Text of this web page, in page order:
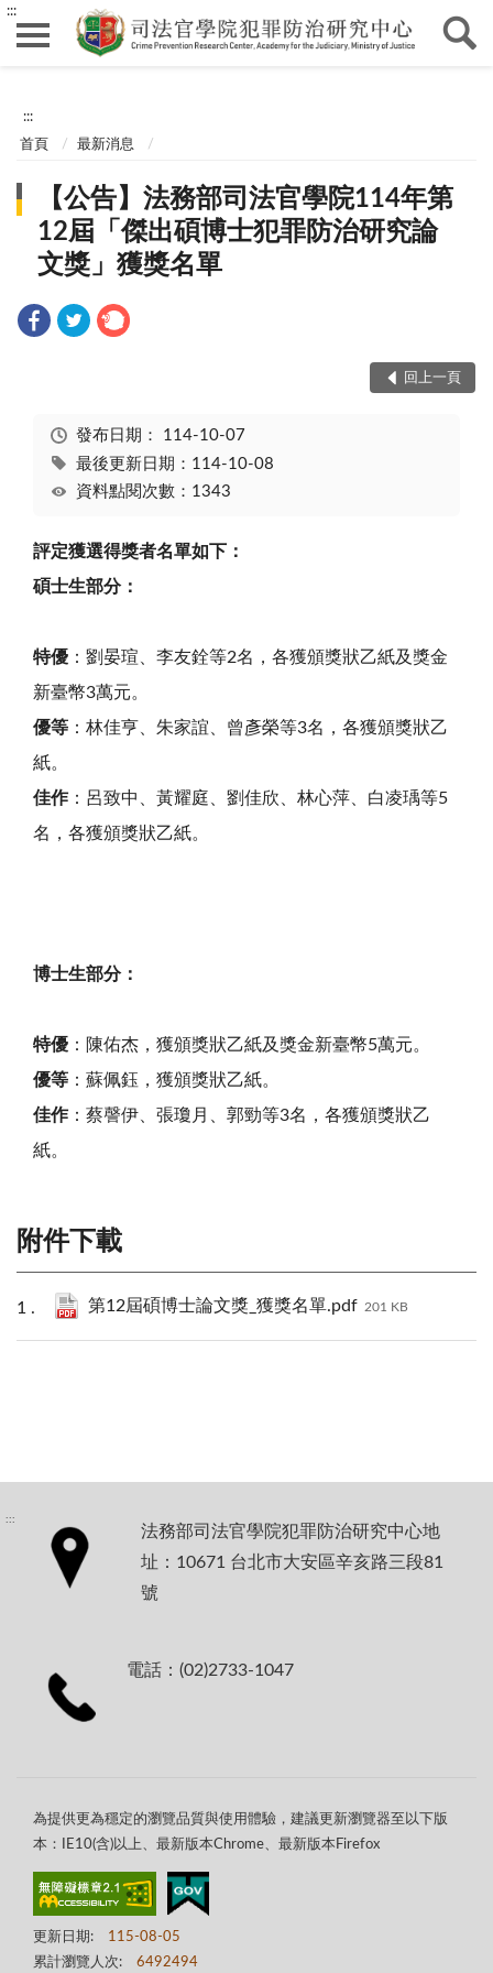
:::
:::
首頁 最新消息
【公告】法務部司法官學院114年第
12屆「傑出碩博士犯罪防治研究論
文獎」獲獎名單
回上一頁
發布日期： 114-10-07
最後更新日期：114-10-08
資料點閱次數：1343
評定獲選得獎者名單如下：
碩士生部分：
特優 ：劉晏瑄、李友銓等2名，各獲頒獎狀乙紙及獎金
新臺幣3萬元。
優等 ：林佳亨、朱家誼、曾彥榮等3名，各獲頒獎狀乙
紙。
佳作：呂致中、黃耀庭、劉佳欣、林心萍、白凌瑀等5
名，各獲頒獎狀乙紙。
博士生部分：
特優 ：陳佑杰，獲頒獎狀乙紙及獎金新臺幣5萬元。
優等 ：蘇佩鈺，獲頒獎狀乙紙。
佳作：蔡謦伊、張瓊月、郭勁等3名，各獲頒獎狀乙
紙。
附件下載
第12屆碩博士論文獎_獲獎名單.pdf 201 KB
:::
法務部司法官學院犯罪防治研究中心地
址：10671 台北市大安區辛亥路三段81
號
電話：(02)2733-1047
為提供更為穩定的瀏覽品質與使用體驗，建議更新瀏覽器至以下版
本：IE10(含)以上、最新版本Chrome、最新版本Firefox
更新日期:
115-08-05
累計瀏覽人次:
6492494